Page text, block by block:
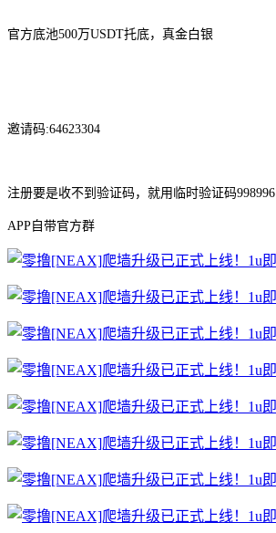
官方底池500万USDT托底，真金白银
邀请码:64623304
注册要是收不到验证码，就用临时验证码998996
APP自带官方群